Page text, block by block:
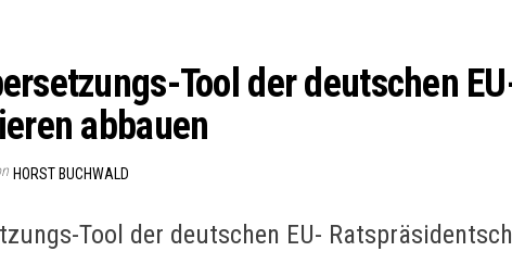
Tool der deutschen
abbauen
HORST BUCHWALD
Tool der deutschen EU-